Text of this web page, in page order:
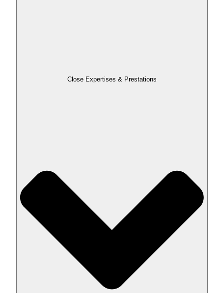
Close Expertises & Prestations